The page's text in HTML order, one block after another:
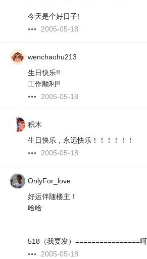
今天是个好日子!
2005-05-18
wenchaohu213
生日快乐!!
工作顺利!!
2005-05-18
积木
生日快乐，永远快乐！！！！！！
2005-05-18
OnlyFor_love
好运伴随楼主！
哈哈
518（我要发）================
2005-05-18